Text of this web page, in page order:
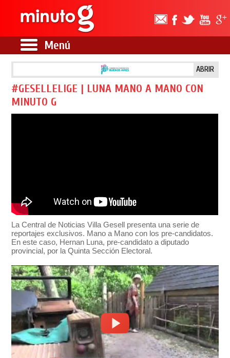
Menú
ABRIR
#GESELLELIGE | LUNA MANO A MANO CON
MINUTO G
La Central de Noticias Villa Gesell presenta una serie de
reportajes exclusivos. Mano a Mano con los pre-candidatos.
En este caso, Hernan Luna, pre-candidato a diputado
provincial, por la Quinta Sección Electoral.